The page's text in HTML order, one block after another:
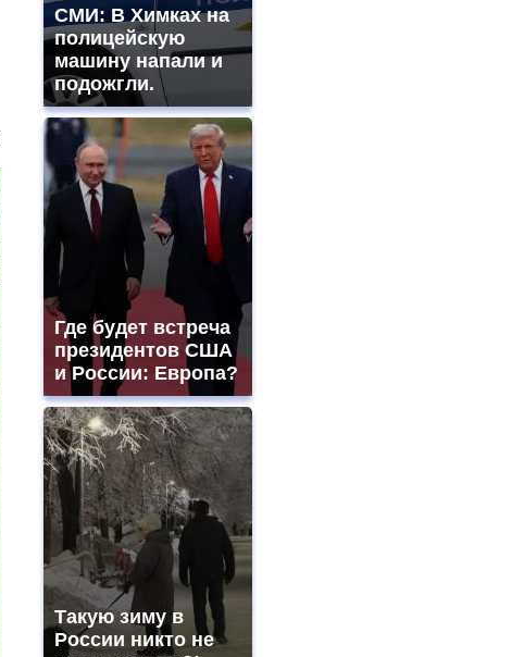
СМИ: В Химках на
полицейскую
машину напали и
подожгли.
Где будет встреча
президентов США
и России: Европа?
Такую зиму в
России никто не